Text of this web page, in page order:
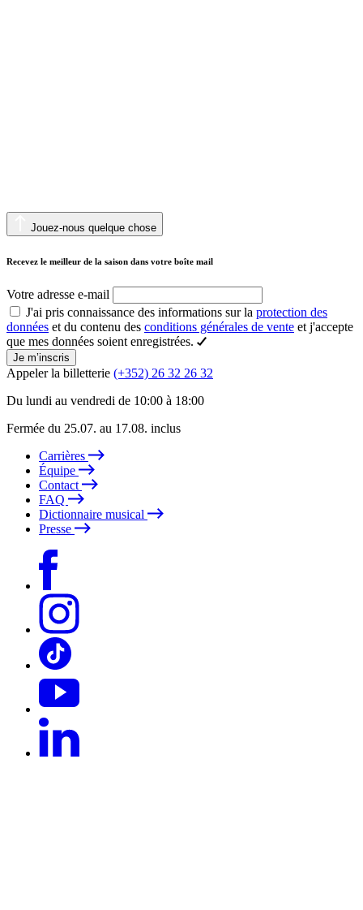
Jouez-nous quelque chose
Recevez le meilleur de la saison dans votre boîte mail
Votre adresse e-mail
J'ai pris connaissance des informations sur la protection des
données et du contenu des conditions générales de vente et j'accepte
que mes données soient enregistrées.
Je m’inscris
Appeler la billetterie (+352) 26 32 26 32
Du lundi au vendredi de 10:00 à 18:00
Fermée du 25.07. au 17.08. inclus
Carrières
Équipe
Contact
FAQ
Dictionnaire musical
Presse